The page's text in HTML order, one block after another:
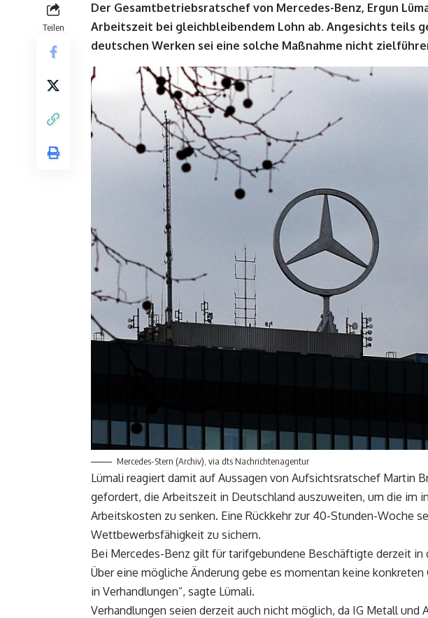
Teilen
Der Gesamtbetriebsratschef von Mercedes-Benz, Ergun
Arbeitszeit bei gleichbleibendem Lohn ab. Angesichts teils
deutschen Werken sei eine solche Maßnahme nicht
Mercedes-Stern (Archiv), via dts Nachrichtenagentur
Lümali reagiert damit auf Aussagen von Aufsichtsratschef Martin
gefordert, die Arbeitszeit in Deutschland auszuweiten, um die im
Arbeitskosten zu senken. Eine Rückkehr zur 40-Stunden-Woche
Wettbewerbsfähigkeit zu sichern.
Bei Mercedes-Benz gilt für tarifgebundene Beschäftigte derzeit in
Über eine mögliche Änderung gebe es momentan keine
in Verhandlungen”, sagte Lümali.
Verhandlungen seien derzeit auch nicht möglich, da IG Metall und